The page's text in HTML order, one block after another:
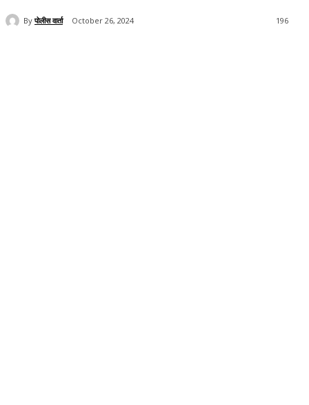
By पोलीस वार्ता October 26, 2024 196